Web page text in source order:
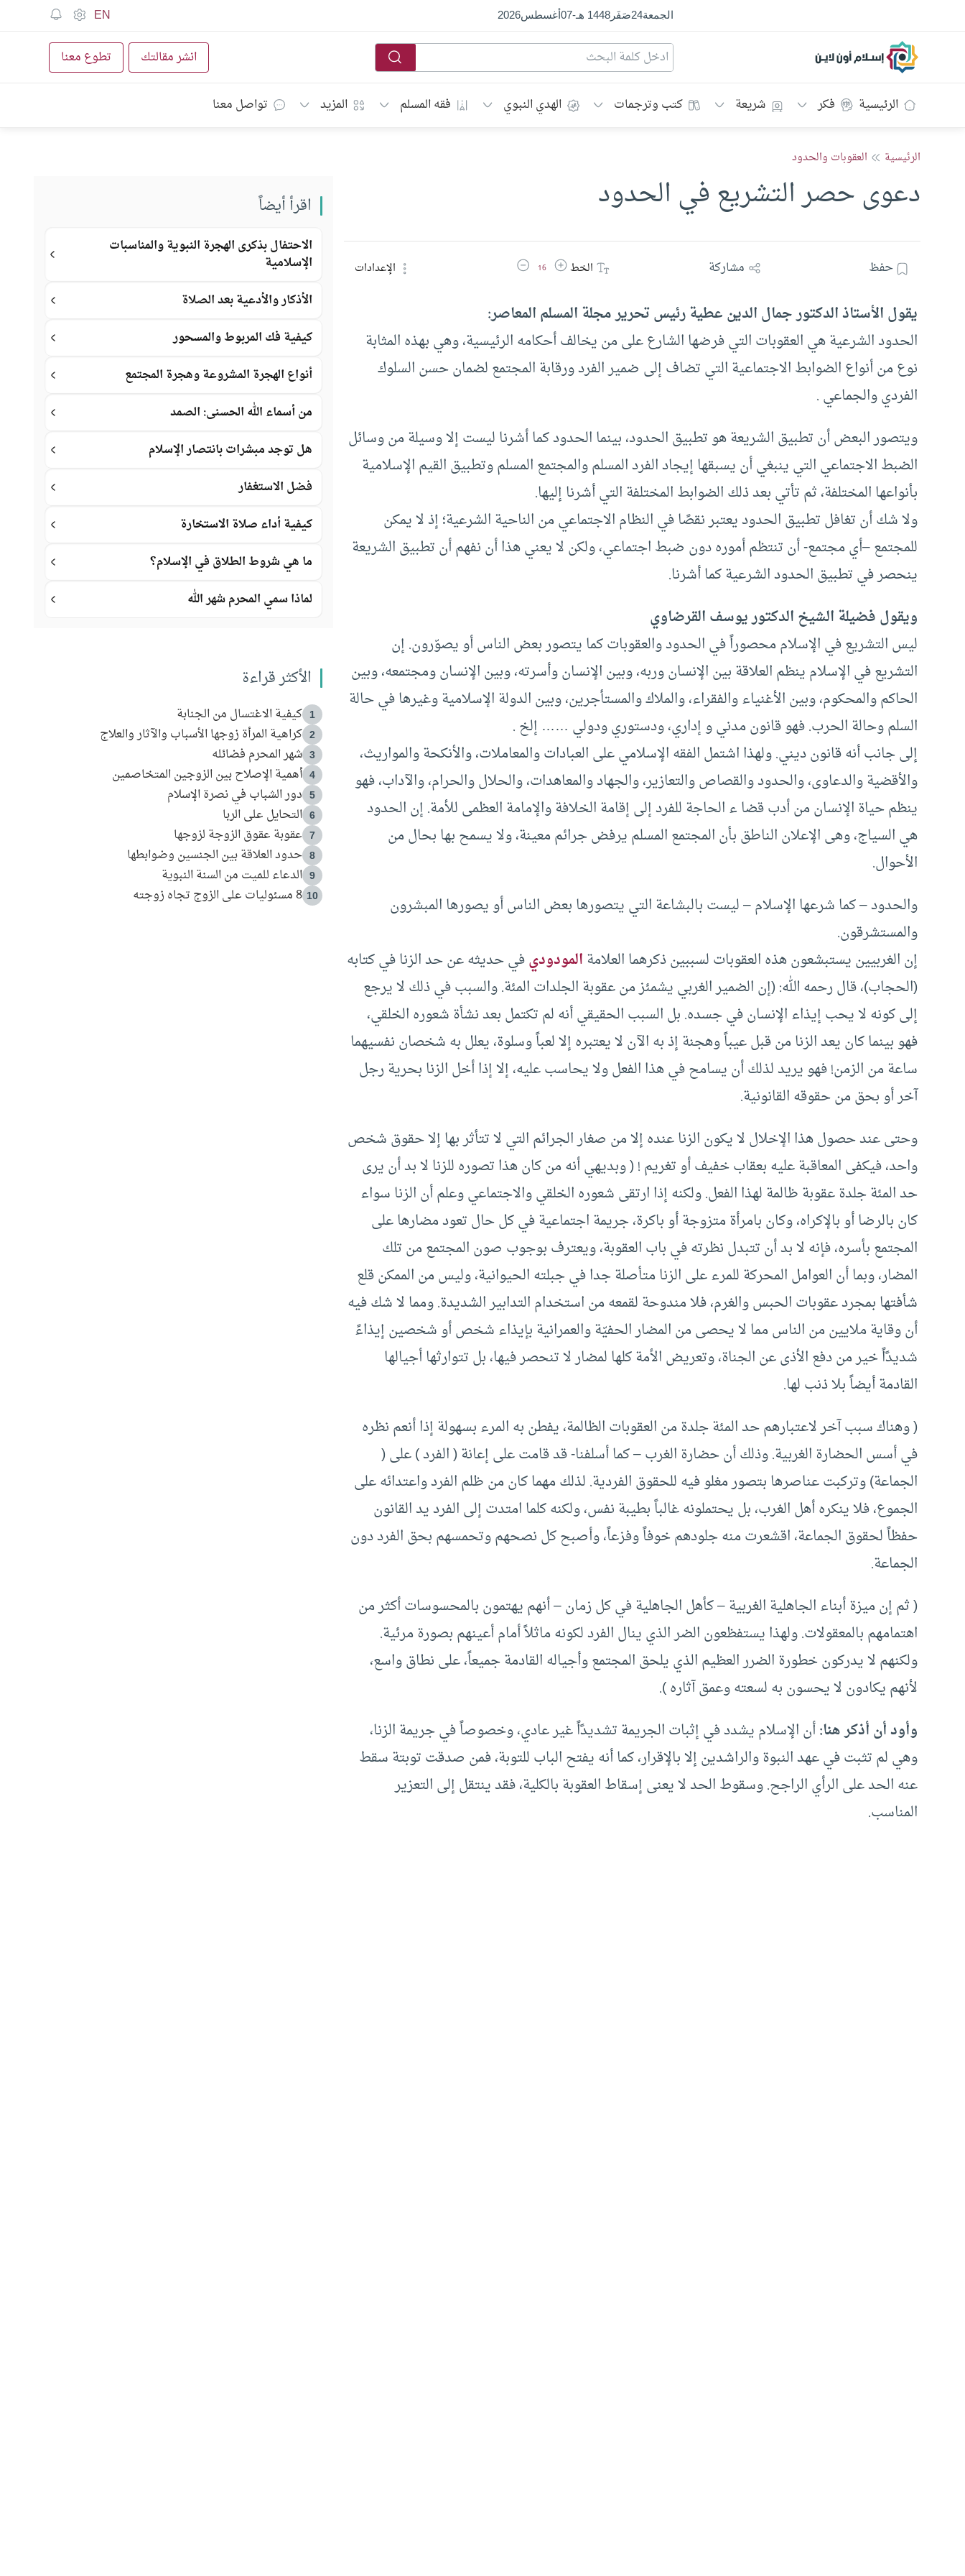
الجمعة24صَفَر1448 هـ -
07أغسطس2026
EN
إسلام أون لاين انشر مقالتك تطوع معنا
الرئيسية فكر شريعة كتب وترجمات الهدي النبوي فقه المسلم المزيد تواصل معنا
الرئيسية العقوبات والحدود
دعوى حصر التشريع في الحدود
حفظ مشاركة الخطزيادة حجم الخط
16 تقليل حجم الخط الإعدادات
يقول الأستاذ الدكتور جمال الدين عطية رئيس تحرير مجلة المسلم المعاصر:
الحدود الشرعية هي العقوبات التي فرضها الشارع على من يخالف أحكامه الرئيسية، وهي بهذه المثابة
نوع من أنواع الضوابط الاجتماعية التي تضاف إلى ضمير الفرد ورقابة المجتمع لضمان حسن السلوك
الفردي والجماعي .
ويتصور البعض أن تطبيق الشريعة هو تطبيق الحدود، بينما الحدود كما أشرنا ليست إلا وسيلة من وسائل
الضبط الاجتماعي التي ينبغي أن يسبقها إيجاد الفرد المسلم والمجتمع المسلم وتطبيق القيم الإسلامية
بأنواعها المختلفة، ثم تأتي بعد ذلك الضوابط المختلفة التي أشرنا إليها.
ولا شك أن تغافل تطبيق الحدود يعتبر نقصًا في النظام الاجتماعي من الناحية الشرعية؛ إذ لا يمكن
للمجتمع –أي مجتمع- أن تنتظم أموره دون ضبط اجتماعي، ولكن لا يعني هذا أن نفهم أن تطبيق الشريعة
ينحصر في تطبيق الحدود الشرعية كما أشرنا.
ويقول فضيلة الشيخ الدكتور يوسف القرضاوي
ليس التشريع في الإسلام محصوراً في الحدود والعقوبات كما يتصور بعض الناس أو يصوّرون. إن
التشريع في الإسلام ينظم العلاقة بين الإنسان وربه، وبين الإنسان وأسرته، وبين الإنسان ومجتمعه، وبين
الحاكم والمحكوم، وبين الأغنياء والفقراء، والملاك والمستأجرين، وبين الدولة الإسلامية وغيرها في حالة
السلم وحالة الحرب. فهو قانون مدني و إداري، ودستوري ودولي …… إلخ .
إلى جانب أنه قانون ديني. ولهذا اشتمل الفقه الإسلامي على العبادات والمعاملات، والأنكحة والمواريث،
والأقضية والدعاوى، والحدود والقصاص والتعازير، والجهاد والمعاهدات، والحلال والحرام، والآداب، فهو
ينظم حياة الإنسان من أدب قضا ء الحاجة للفرد إلى إقامة الخلافة والإمامة العظمى للأمة. إن الحدود
هي السياج، وهى الإعلان الناطق بأن المجتمع المسلم يرفض جرائم معينة، ولا يسمح بها بحال من
الأحوال.
والحدود – كما شرعها الإسلام – ليست بالبشاعة التي يتصورها بعض الناس أو يصورها المبشرون
والمستشرقون.
إن الغربيين يستبشعون هذه العقوبات لسببين ذكرهما العلامةالمودوديفي حديثه عن حد الزنا في كتابه
(الحجاب)، قال رحمه الله: (إن الضمير الغربي يشمئز من عقوبة الجلدات المئة. والسبب في ذلك لا يرجع
إلى كونه لا يحب إيذاء الإنسان في جسده. بل السبب الحقيقي أنه لم تكتمل بعد نشأة شعوره الخلقي،
فهو بينما كان يعد الزنا من قبل عيباً وهجنة إذ به الآن لا يعتبره إلا لعباً وسلوة، يعلل به شخصان نفسيهما
ساعة من الزمن! فهو يريد لذلك أن يسامح في هذا الفعل ولا يحاسب عليه، إلا إذا أخل الزنا بحرية رجل
آخر أو بحق من حقوقه القانونية.
وحتى عند حصول هذا الإخلال لا يكون الزنا عنده إلا من صغار الجرائم التي لا تتأثر بها إلا حقوق شخص
واحد، فيكفى المعاقبة عليه بعقاب خفيف أو تغريم ! ( وبديهي أنه من كان هذا تصوره للزنا لا بد أن يرى
حد المئة جلدة عقوبة ظالمة لهذا الفعل. ولكنه إذا ارتقى شعوره الخلقي والاجتماعي وعلم أن الزنا سواء
كان بالرضا أو بالإكراه، وكان بامرأة متزوجة أو باكرة، جريمة اجتماعية في كل حال تعود مضارها على
المجتمع بأسره، فإنه لا بد أن تتبدل نظرته في باب العقوبة، ويعترف بوجوب صون المجتمع من تلك
المضار، وبما أن العوامل المحركة للمرء على الزنا متأصلة جدا في جبلته الحيوانية، وليس من الممكن قلع
شأفتها بمجرد عقوبات الحبس والغرم، فلا مندوحة لقمعه من استخدام التدابير الشديدة. ومما لا شك فيه
أن وقاية ملايين من الناس مما لا يحصى من المضار الحفيّة والعمرانية بإيذاء شخص أو شخصين إيذاءً
شديدًاً خير من دفع الأذى عن الجناة، وتعريض الأمة كلها لمضار لا تنحصر فيها، بل تتوارثها أجيالها
القادمة أيضاً بلا ذنب لها.
( وهناك سبب آخر لاعتبارهم حد المئة جلدة من العقوبات الظالمة، يفطن به المرء بسهولة إذا أنعم نظره
في أسس الحضارة الغربية. وذلك أن حضارة الغرب – كما أسلفنا- قد قامت على إعانة ( الفرد ) على (
الجماعة) وتركبت عناصرها بتصور مغلو فيه للحقوق الفردية. لذلك مهما كان من ظلم الفرد واعتدائه على
الجموع، فلا ينكره أهل الغرب، بل يحتملونه غالباً بطيبة نفس، ولكنه كلما امتدت إلى الفرد يد القانون
حفظاً لحقوق الجماعة، اقشعرت منه جلودهم خوفاً وفزعاً، وأصبح كل نصحهم وتحمسهم بحق الفرد دون
الجماعة.
( ثم إن ميزة أبناء الجاهلية الغربية – كأهل الجاهلية في كل زمان – أنهم يهتمون بالمحسوسات أكثر من
اهتمامهم بالمعقولات. ولهذا يستفظعون الضر الذي ينال الفرد لكونه ماثلاً أمام أعينهم بصورة مرئية.
ولكنهم لا يدركون خطورة الضرر العظيم الذي يلحق المجتمع وأجياله القادمة جميعاً، على نطاق واسع،
لأنهم يكادون لا يحسون به لسعته وعمق آثاره ).
وأود أن أذكر هنا:أن الإسلام يشدد في إثبات الجريمة تشديدًاً غير عادي، وخصوصاً في جريمة الزنا،
وهي لم تثبت في عهد النبوة والراشدين إلا بالإقرار، كما أنه يفتح الباب للتوبة، فمن صدقت توبتة سقط
عنه الحد على الرأي الراجح. وسقوط الحد لا يعنى إسقاط العقوبة بالكلية، فقد ينتقل إلى التعزير
المناسب.
اقرأ أيضاً
الاحتفال بذكرى الهجرة النبوية والمناسبات
الإسلامية
الأذكار والأدعية بعد الصلاة
كيفية فك المربوط والمسحور
أنواع الهجرة المشروعة وهجرة المجتمع
من أسماء الله الحسنى: الصمد
هل توجد مبشرات بانتصار الإسلام
فضل الاستغفار
كيفية أداء صلاة الاستخارة
ما هي شروط الطلاق في الإسلام؟
لماذا سمي المحرم شهر الله
الأكثر قراءة
1 كيفية الاغتسال من الجنابة
2 كراهية المرأة زوجها الأسباب والآثار والعلاج
3 شهر المحرم فضائله
4 أهمية الإصلاح بين الزوجين المتخاصمين
5 دور الشباب في نصرة الإسلام
6 التحايل على الربا
7 عقوبة عقوق الزوجة لزوجها
8 حدود العلاقة بين الجنسين وضوابطها
9 الدعاء للميت من السنة النبوية
10 8 مسئوليات على الزوج تجاه زوجته